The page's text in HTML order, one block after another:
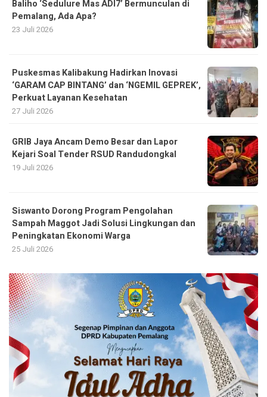
Baliho ‘Sedulure Mas ADI7’ Bermunculan di
Pemalang, Ada Apa?
23 Juli 2026
Puskesmas Kalibakung Hadirkan Inovasi
‘GARAM CAP BINTANG’ dan ‘NGEMIL GEPREK’,
Perkuat Layanan Kesehatan
27 Juli 2026
GRIB Jaya Ancam Demo Besar dan Lapor
Kejari Soal Tender RSUD Randudongkal
19 Juli 2026
Siswanto Dorong Program Pengolahan
Sampah Maggot Jadi Solusi Lingkungan dan
Peningkatan Ekonomi Warga
25 Juli 2026